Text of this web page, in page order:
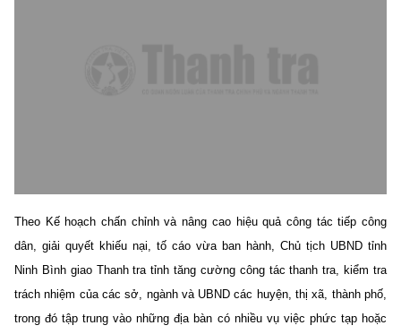
Theo Kế hoạch chấn chỉnh và nâng cao hiệu quả công tác tiếp công
dân, giải quyết khiếu nại, tố cáo vừa ban hành, Chủ tịch UBND tỉnh
Ninh Bình giao Thanh tra tỉnh tăng cường công tác thanh tra, kiểm tra
trách nhiệm của các sở, ngành và UBND các huyện, thị xã, thành phố,
trong đó tập trung vào những địa bàn có nhiều vụ việc phức tạp hoặc